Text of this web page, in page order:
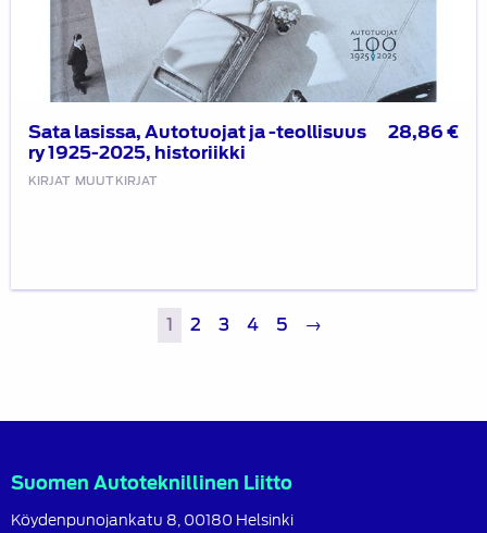
Sata lasissa, Autotuojat ja -teollisuus
ry 1925-2025, historiikki
KIRJAT MUUT KIRJAT
28,86€
1 2 3 4 5 →
Suomen Autoteknillinen Liitto
Köydenpunojankatu 8, 00180 Helsinki